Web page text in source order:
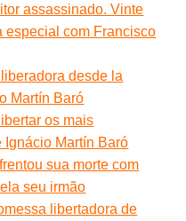
assassinado. Vinte
especial com Francisco
desde la
Martín Baró
os mais
Ignácio Martín Baró
sua morte com
seu irmão
libertadora de